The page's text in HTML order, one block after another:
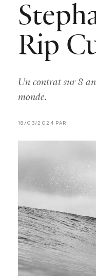
Rip
Un contrat sur 8
monde.
18/03/2024 PAR